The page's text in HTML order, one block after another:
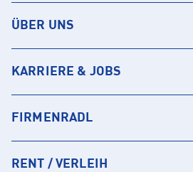
ÜBER UNS
KARRIERE & JOBS
FIRMENRADL
RENT / VERLEIH